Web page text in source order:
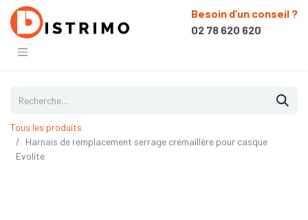
Besoin d’un conseil ?
02 78 620 620
Tous les produits
Harnais de remplacement serrage crémaillère pour casque
Evolite